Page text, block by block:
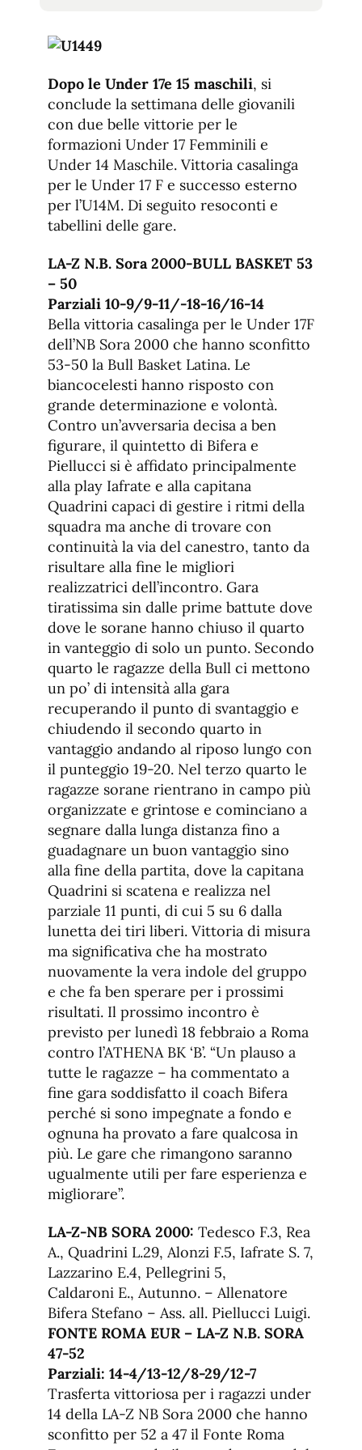
fuente.
Dopo le Under 17e 15 maschili, si
conclude la settimana delle giovanili
con due belle vittorie per le
formazioni Under 17 Femminili e
Under 14 Maschile. Vittoria casalinga
per le Under 17 F e successo esterno
per l’U14M. Di seguito resoconti e
tabellini delle gare.
LA-Z N.B. Sora 2000-BULL BASKET 53
– 50
Parziali 10-9/9-11/-18-16/16-14
Bella vittoria casalinga per le Under 17F
dell’NB Sora 2000 che hanno sconfitto
53-50 la Bull Basket Latina. Le
biancocelesti hanno risposto con
grande determinazione e volontà.
Contro un’avversaria decisa a ben
figurare, il quintetto di Bifera e
Piellucci si è affidato principalmente
alla play Iafrate e alla capitana
Quadrini capaci di gestire i ritmi della
squadra ma anche di trovare con
continuità la via del canestro, tanto da
risultare alla fine le migliori
realizzatrici dell’incontro. Gara
tiratissima sin dalle prime battute dove
dove le sorane hanno chiuso il quarto
in vanteggio di solo un punto. Secondo
quarto le ragazze della Bull ci mettono
un po’ di intensità alla gara
recuperando il punto di svantaggio e
chiudendo il secondo quarto in
vantaggio andando al riposo lungo con
il punteggio 19-20. Nel terzo quarto le
ragazze sorane rientrano in campo più
organizzate e grintose e cominciano a
segnare dalla lunga distanza fino a
guadagnare un buon vantaggio sino
alla fine della partita, dove la capitana
Quadrini si scatena e realizza nel
parziale 11 punti, di cui 5 su 6 dalla
lunetta dei tiri liberi. Vittoria di misura
ma significativa che ha mostrato
nuovamente la vera indole del gruppo
e che fa ben sperare per i prossimi
risultati. Il prossimo incontro è
previsto per lunedì 18 febbraio a Roma
contro l’ATHENA BK ‘B’. “Un plauso a
tutte le ragazze – ha commentato a
fine gara soddisfatto il coach Bifera
perché si sono impegnate a fondo e
ognuna ha provato a fare qualcosa in
più. Le gare che rimangono saranno
ugualmente utili per fare esperienza e
migliorare”.
LA-Z-NB SORA 2000: Tedesco F.3, Rea
A., Quadrini L.29, Alonzi F.5, Iafrate S. 7,
Lazzarino E.4, Pellegrini 5,
Caldaroni E., Autunno. – Allenatore
Bifera Stefano – Ass. all. Piellucci Luigi.
FONTE ROMA EUR – LA-Z N.B. SORA
47-52
Parziali: 14-4/13-12/8-29/12-7
Trasferta vittoriosa per i ragazzi under
14 della LA-Z NB Sora 2000 che hanno
sconfitto per 52 a 47 il Fonte Roma